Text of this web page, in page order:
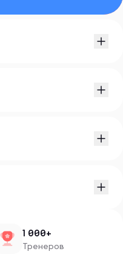
1 000+
Тренеров